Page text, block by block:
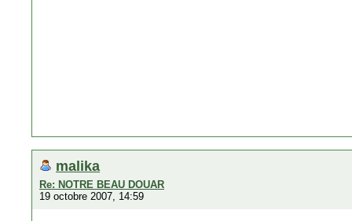
malika
Re: NOTRE BEAU DOUAR
19 octobre 2007, 14:59